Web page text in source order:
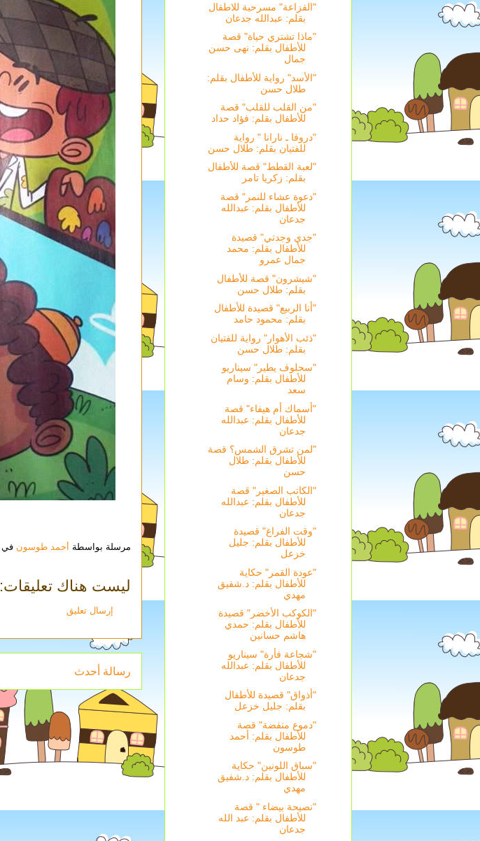
مرسلة بواسطة أحمد طوسون في
ليست هناك تعليقات:
إرسال تعليق
رسالة أحدث
"الفزاعة" مسرحية للاطفال
بقلم: عبدالله جدعان
"ماذا تشتري حياة" قصة
للأطفال بقلم: نهى حسن
جمال
"الأسد" رواية للأطفال بقلم:
طلال حسن
"من القلب للقلب" قصة
للأطفال بقلم: فؤاد حداد
"دروفا ـ نارانا " رواية
للفتيان بقلم: طلال حسن
"لعبة القطط" قصة للأطفال
بقلم: زكريا تامر
"دعوة عشاء للنمر" قصة
للأطفال بقلم: عبدالله
جدعان
"جدي وجدتي" قصيدة
للأطفال بقلم: محمد
جمال عمرو
"شيشرون" قصة للأطفال
بقلم: طلال حسن
"أنا الربيع" قصيدة للأطفال
بقلم: محمود حامد
"ذئب الأهوار" رواية للفتيان
بقلم: طلال حسن
"سحلوف يطير" سيناريو
للأطفال بقلم: وسام
سعد
"أسماك أم هيفاء" قصة
للأطفال بقلم: عبدالله
جدعان
"لمن تشرق الشمس؟ قصة
للأطفال بقلم: طلال
حسن
"الكاتب الصغير" قصة
للأطفال بقلم: عبدالله
جدعان
"وقت الفراغ" قصيدة
للأطفال بقلم: جليل
خزعل
"عودة القمر" حكاية
للأطفال بقلم: د.شفيق
مهدي
"الكوكب الأخضر" قصيدة
للأطفال بقلم: حمدي
هاشم حسانين
"شجاعة فأرة" سيناريو
للأطفال بقلم: عبدالله
جدعان
"أذواق" قصيدة للأطفال
بقلم: جليل خزعل
"دموع منفضة" قصة
للأطفال بقلم: أحمد
طوسون
"سباق اللونين" حكاية
للأطفال بقلم: د.شفيق
مهدي
"نصيحة بيضاء " قصة
للأطفال بقلم: عبد الله
جدعان